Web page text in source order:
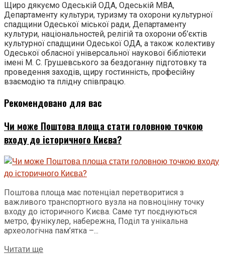
Щиро дякуємо Одеській ОДА, Одеській МВА,
Департаменту культури, туризму та охорони культурної
спадщини Одеської міської ради, Департаменту
культури, національностей, релігій та охорони об’єктів
культурної спадщини Одеської ОДА, а також колективу
Одеської обласної універсальної наукової бібліотеки
імені М. С. Грушевського за бездоганну підготовку та
проведення заходів, щиру гостинність, професійну
взаємодію та плідну співпрацю.
Рекомендовано для вас
Чи може Поштова площа стати головною точкою
входу до історичного Києва?
Поштова площа має потенціал перетворитися з
важливого транспортного вузла на повноцінну точку
входу до історичного Києва. Саме тут поєднуються
метро, фунікулер, набережна, Поділ та унікальна
археологічна пам’ятка –...
Читати ще